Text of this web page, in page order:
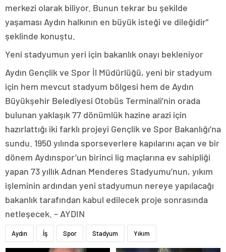
merkezi olarak biliyor. Bunun tekrar bu şekilde
yaşaması Aydın halkının en büyük isteği ve dileğidir”
şeklinde konuştu.
Yeni stadyumun yeri için bakanlık onayı bekleniyor
Aydın Gençlik ve Spor İl Müdürlüğü, yeni bir stadyum
için hem mevcut stadyum bölgesi hem de Aydın
Büyükşehir Belediyesi Otobüs Terminali’nin orada
bulunan yaklaşık 77 dönümlük hazine arazi için
hazırlattığı iki farklı projeyi Gençlik ve Spor Bakanlığı’na
sundu. 1950 yılında sporseverlere kapılarını açan ve bir
dönem Aydınspor’un birinci lig maçlarına ev sahipliği
yapan 73 yıllık Adnan Menderes Stadyumu’nun, yıkım
işleminin ardından yeni stadyumun nereye yapılacağı
bakanlık tarafından kabul edilecek proje sonrasında
netleşecek. – AYDIN
Aydın İş Spor Stadyum Yıkım